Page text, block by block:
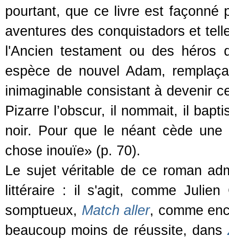
pourtant, que ce livre est façonné
aventures des conquistadors et
l'Ancien testament ou des héros
espèce de nouvel Adam,
inimaginable consistant à devenir
Pizarre l’obscur, il nommait, il
noir. Pour que le néant cède
chose inouïe» (p. 70).
Le sujet véritable de ce roman
littéraire : il s'agit, comme
somptueux, Match aller, comme
beaucoup moins de réussite, dans